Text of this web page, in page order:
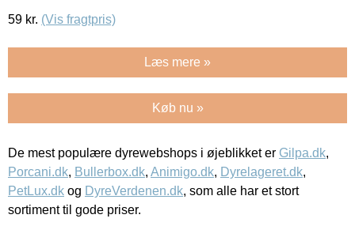
59 kr. (Vis fragtpris)
Læs mere »
Køb nu »
De mest populære dyrewebshops i øjeblikket er Gilpa.dk,
Porcani.dk, Bullerbox.dk, Animigo.dk, Dyrelageret.dk,
PetLux.dk og DyreVerdenen.dk, som alle har et stort
sortiment til gode priser.